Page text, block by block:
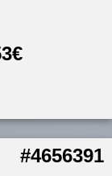
€
#4656391